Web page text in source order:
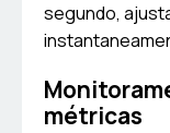
segundo,
métricas